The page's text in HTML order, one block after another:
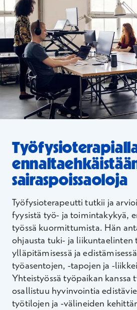
sairaspoissaoloja
Työfysioterapeutti tutkii ja
fyysistä työ- ja toimintakykyä,
työssä kuormittumista. Hän
ohjausta tuki- ja liikuntaelinten
ylläpitämisessä ja
työasentojen, -tapojen ja -
Yhteistyössä työpaikan kanssa
osallistuu hyvinvointia
työtilojen ja -välineiden